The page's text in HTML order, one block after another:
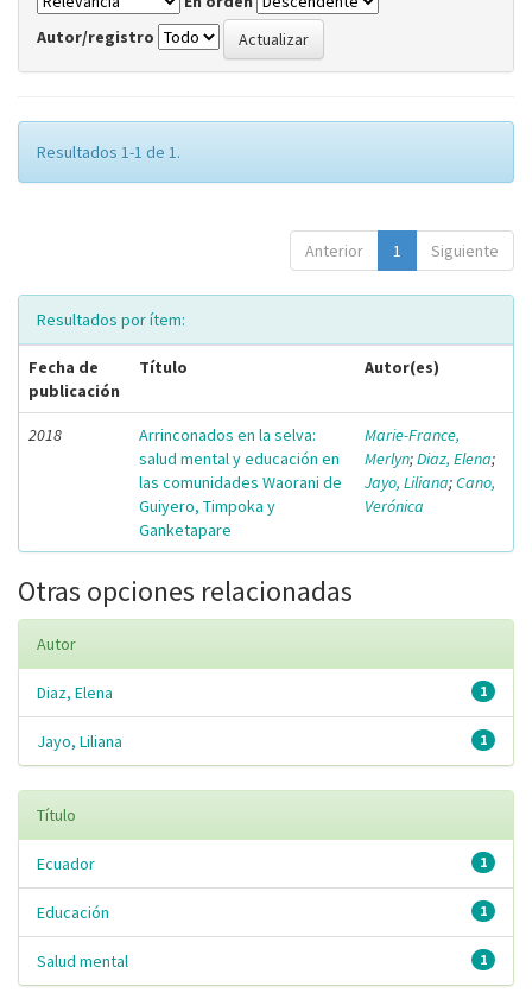
Autor/registro
Resultados 1-1 de 1.
Anterior 1 Siguiente
Resultados por ítem:
Fecha de
publicación
Título Autor(es)
2018
Arrinconados en la selva:
salud mental y educación en
las comunidades Waorani de
Guiyero, Timpoka y
Ganketapare
Marie-France,
Merlyn;Diaz, Elena;
Jayo, Liliana;Cano,
Verónica
Otras opciones relacionadas
Autor
1
Diaz, Elena
1
Jayo, Liliana
Título
1
Ecuador
1
Educación
1
Salud mental